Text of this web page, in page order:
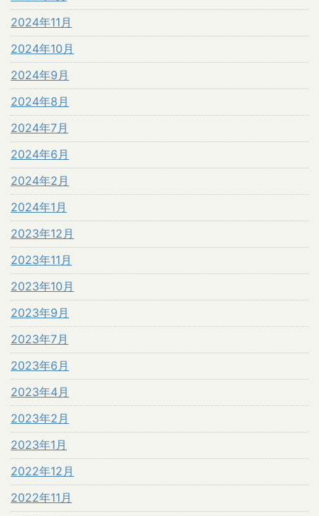
2024年11月
2024年10月
2024年9月
2024年8月
2024年7月
2024年6月
2024年2月
2024年1月
2023年12月
2023年11月
2023年10月
2023年9月
2023年7月
2023年6月
2023年4月
2023年2月
2023年1月
2022年12月
2022年11月